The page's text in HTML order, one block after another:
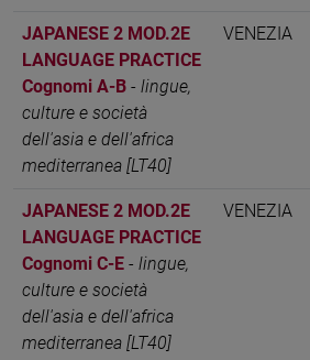
JAPANESE 2 MOD.2E
LANGUAGE PRACTICE
Cognomi A-B - lingue,
culture e società
dell'asia e dell'africa
mediterranea [LT40]
VENEZIA
JAPANESE 2 MOD.2E
LANGUAGE PRACTICE
Cognomi C-E - lingue,
culture e società
dell'asia e dell'africa
mediterranea [LT40]
VENEZIA